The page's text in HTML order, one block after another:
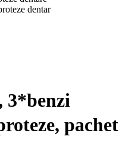
dentar
3*benzi
pachet